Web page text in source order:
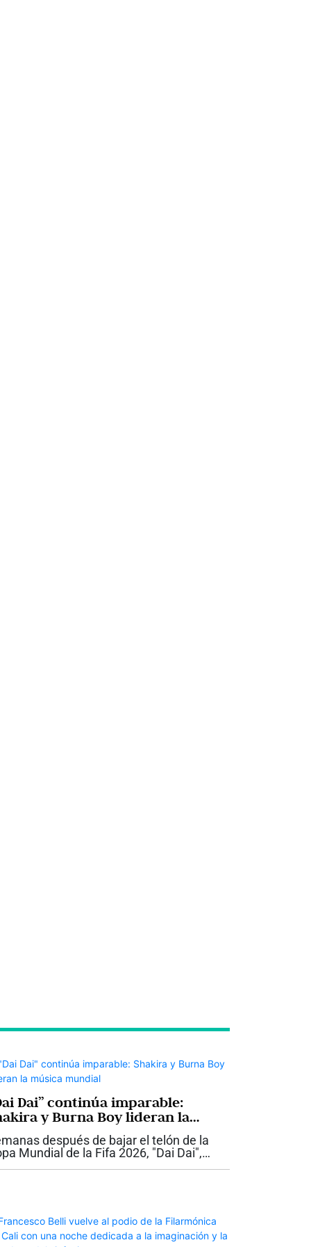
Dai” continúa imparable:
y Burna Boy lideran la
mundial
después de bajar el telón de la
Mundial de la Fifa 2026, "Dai Dai",